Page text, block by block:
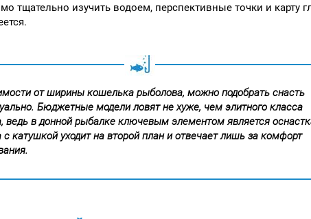
тщательно изучить водоем, перспективные точки и карту
от ширины кошелька рыболова, можно подобрать снасть
Бюджетные модели ловят не хуже, чем элитного класса
ведь в донной рыбалке ключевым элементом является
с катушкой уходит на второй план и отвечает лишь за комфорт